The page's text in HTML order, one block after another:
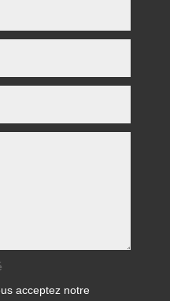
acceptez notre